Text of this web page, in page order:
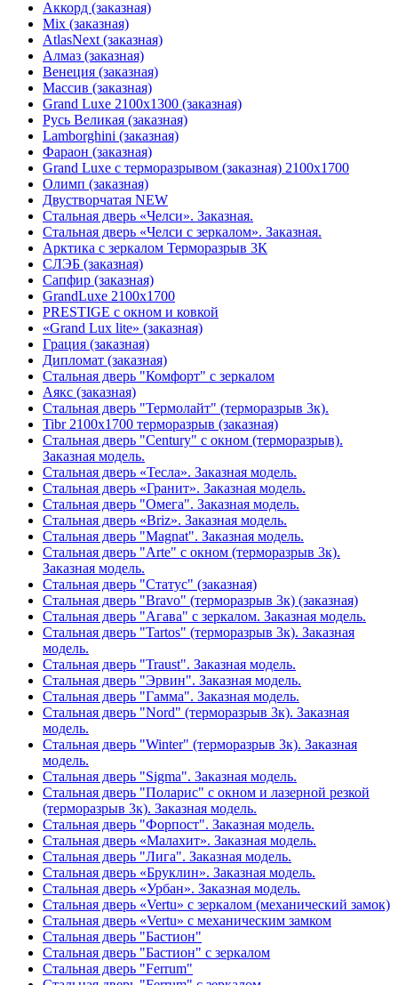
Аккорд (заказная)
Mix (заказная)
AtlasNext (заказная)
Алмаз (заказная)
Венеция (заказная)
Массив (заказная)
Grand Luxe 2100х1300 (заказная)
Русь Великая (заказная)
Lamborghini (заказная)
Фараон (заказная)
Grand Luxe с терморазрывом (заказная) 2100х1700
Олимп (заказная)
Двустворчатая NEW
Стальная дверь «Челси». Заказная.
Стальная дверь «Челси с зеркалом». Заказная.
Арктика с зеркалом Терморазрыв 3К
СЛЭБ (заказная)
Сапфир (заказная)
GrandLuxe 2100х1700
PRESTIGE с окном и ковкой
«Grand Lux lite» (заказная)
Гpация (заказная)
Дипломат (заказная)
Стальная дверь "Комфорт" с зеркалом
Аякс (заказная)
Стальная дверь "Термолайт" (терморазрыв 3к).
Tibr 2100х1700 терморазрыв (заказная)
Стальная дверь "Century" с окном (терморазрыв).
Заказная модель.
Стальная дверь «Тесла». Заказная модель.
Стальная дверь «Гранит». Заказная модель.
Стальная дверь "Омега". Заказная модель.
Стальная дверь «Briz». Заказная модель.
Стальная дверь "Magnat". Заказная модель.
Стальная дверь "Arte" с окном (терморазрыв 3к).
Заказная модель.
Стальная дверь "Статус" (заказная)
Стальная дверь "Bravo" (терморазрыв 3к) (заказная)
Стальная дверь "Агава" с зеркалом. Заказная модель.
Стальная дверь "Tartos" (терморазрыв 3к). Заказная
модель.
Стальная дверь "Traust". Заказная модель.
Стальная дверь "Эрвин". Заказная модель.
Стальная дверь "Гамма". Заказная модель.
Стальная дверь "Nord" (терморазрыв 3к). Заказная
модель.
Стальная дверь "Winter" (терморазрыв 3к). Заказная
модель.
Стальная дверь "Sigma". Заказная модель.
Стальная дверь "Поларис" с окном и лазерной резкой
(терморазрыв 3к). Заказная модель.
Стальная дверь "Форпост". Заказная модель.
Стальная дверь «Малахит». Заказная модель.
Стальная дверь "Лига". Заказная модель.
Стальная дверь «Бруклин». Заказная модель.
Стальная дверь «Урбан». Заказная модель.
Стальная дверь «Vertu» с зеркалом (механический замок)
Стальная дверь «Vertu» с механическим замком
Стальная дверь "Бастион"
Стальная дверь "Бастион" с зеркалом
Стальная дверь "Ferrum"